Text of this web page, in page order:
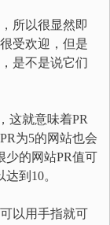
所以很显然即
受欢迎，但是
是不是说它们
这就意味着PR
为5的网站也会
少的网站PR值可
到10。
以用手指就可